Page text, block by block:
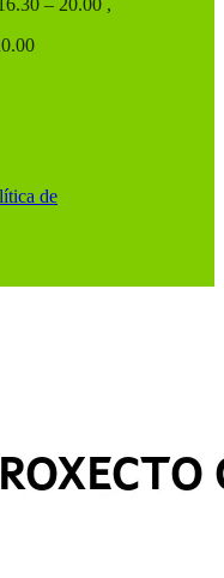
– 20.00 ,
de